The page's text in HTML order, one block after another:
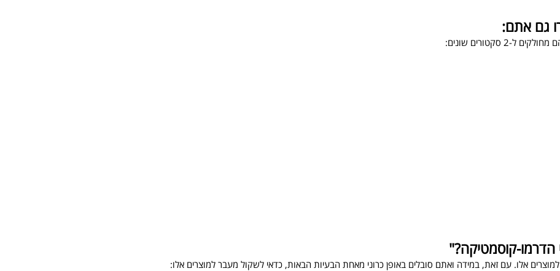
גם אתם:
סקטורים שונים:
קוסמטיקה?"
אלו. עם זאת, במידה ואתם סובלים באופן כרוני מאחת הבעיות הבאות, כדאי לשקול מעבר למוצרים אלו: